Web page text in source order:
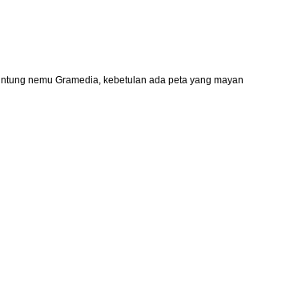
nemu Gramedia, kebetulan ada peta yang mayan